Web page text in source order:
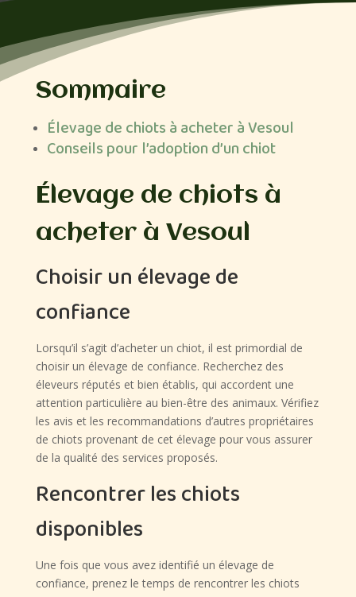
Sommaire
Élevage de chiots à acheter à Vesoul
Conseils pour l’adoption d’un chiot
Élevage de chiots à
acheter à Vesoul
Choisir un élevage de
confiance
Lorsqu’il s’agit d’acheter un chiot, il est primordial de
choisir un élevage de confiance. Recherchez des
éleveurs réputés et bien établis, qui accordent une
attention particulière au bien-être des animaux. Vérifiez
les avis et les recommandations d’autres propriétaires
de chiots provenant de cet élevage pour vous assurer
de la qualité des services proposés.
Rencontrer les chiots
disponibles
Une fois que vous avez identifié un élevage de
confiance, prenez le temps de rencontrer les chiots